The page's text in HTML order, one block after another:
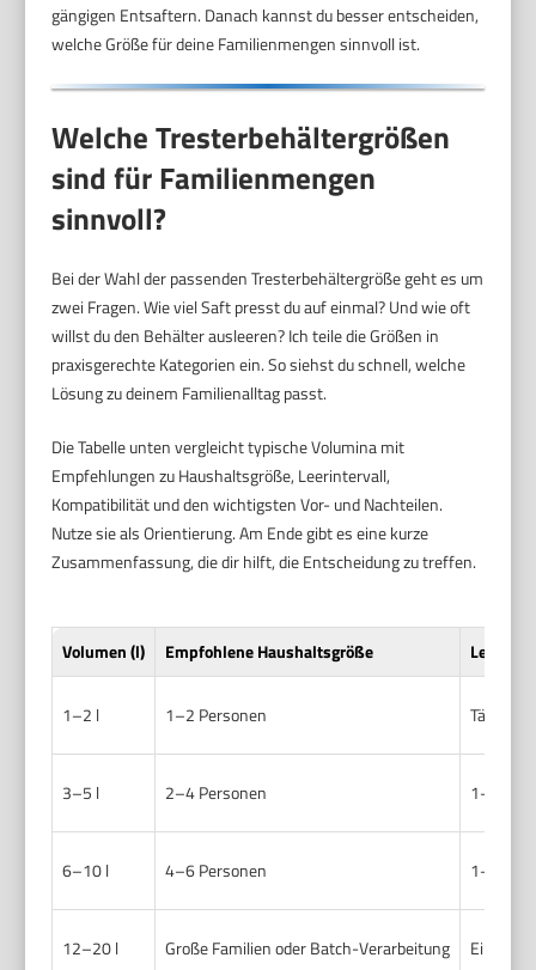
gängigen Entsaftern. Danach kannst du besser entscheiden,
welche Größe für deine Familienmengen sinnvoll ist.
Welche Tresterbehältergrößen
sind für Familienmengen
sinnvoll?
Bei der Wahl der passenden Tresterbehältergröße geht es um
zwei Fragen. Wie viel Saft presst du auf einmal? Und wie oft
willst du den Behälter ausleeren? Ich teile die Größen in
praxisgerechte Kategorien ein. So siehst du schnell, welche
Lösung zu deinem Familienalltag passt.
Die Tabelle unten vergleicht typische Volumina mit
Empfehlungen zu Haushaltsgröße, Leerintervall,
Kompatibilität und den wichtigsten Vor- und Nachteilen.
Nutze sie als Orientierung. Am Ende gibt es eine kurze
Zusammenfassung, die dir hilft, die Entscheidung zu treffen.
Volumen (l) Empfohlene Haushaltsgröße
1–2 l 1–2 Personen Täglich
3–5 l 2–4 Personen 1–3 Mal
6–10 l 4–6 Personen 1–2 Mal
12–20 l Große Familien oder Batch-Verarbeitung Einmal